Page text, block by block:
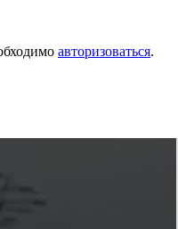
авторизоваться.